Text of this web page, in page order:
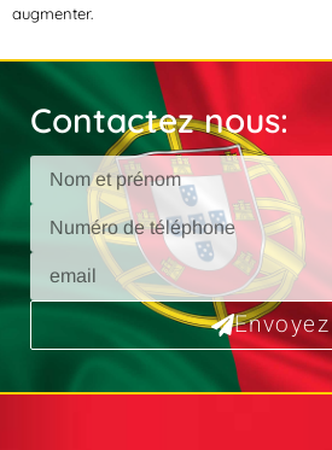
augmenter.
Contactez nous:
Envoyez